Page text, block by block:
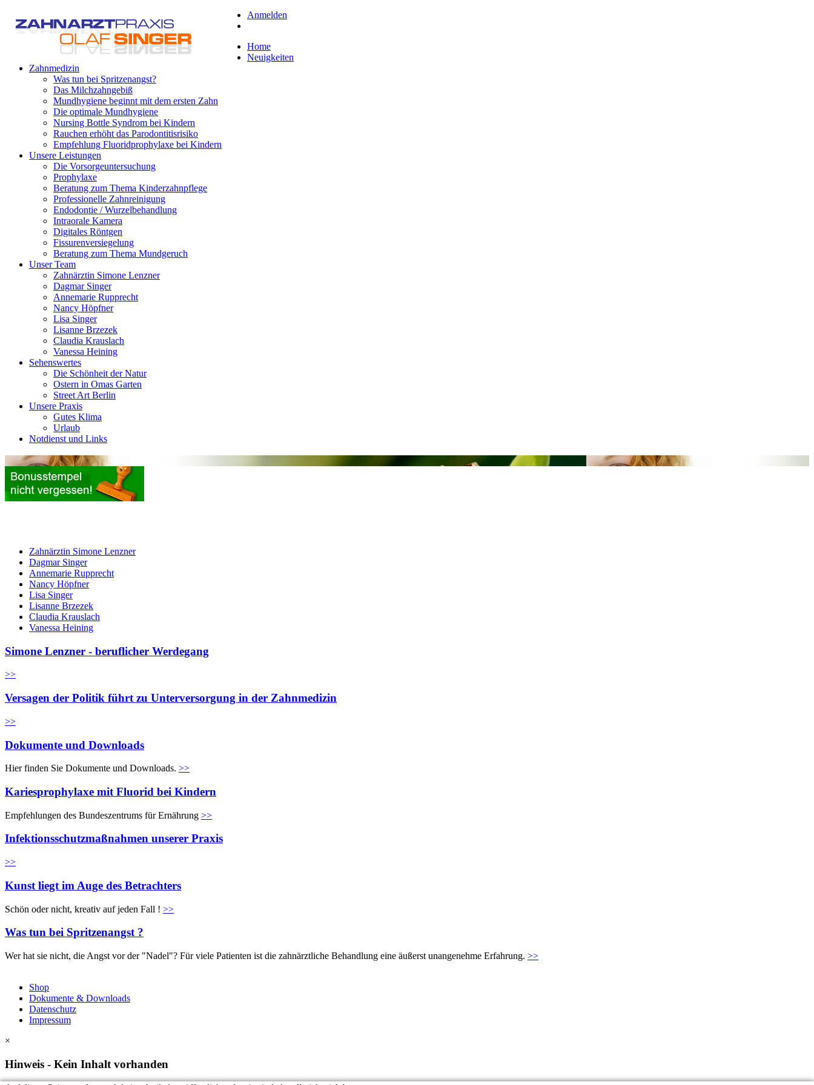
Anmelden
Home
Neuigkeiten
Zahnmedizin
Was tun bei Spritzenangst?
Das Milchzahngebiß
Mundhygiene beginnt mit dem ersten Zahn
Die optimale Mundhygiene
Nursing Bottle Syndrom bei Kindern
Rauchen erhöht das Parodontitisrisiko
Empfehlung Fluoridprophylaxe bei Kindern
Unsere Leistungen
Die Vorsorgeuntersuchung
Prophylaxe
Beratung zum Thema Kinderzahnpflege
Professionelle Zahnreinigung
Endodontie / Wurzelbehandlung
Intraorale Kamera
Digitales Röntgen
Fissurenversiegelung
Beratung zum Thema Mundgeruch
Unser Team
Zahnärztin Simone Lenzner
Dagmar Singer
Annemarie Rupprecht
Nancy Höpfner
Lisa Singer
Lisanne Brzezek
Claudia Krauslach
Vanessa Heining
Sehenswertes
Die Schönheit der Natur
Ostern in Omas Garten
Street Art Berlin
Unsere Praxis
Gutes Klima
Urlaub
Notdienst und Links
Zahnärztin Simone Lenzner
Dagmar Singer
Annemarie Rupprecht
Nancy Höpfner
Lisa Singer
Lisanne Brzezek
Claudia Krauslach
Vanessa Heining
Simone Lenzner - beruflicher Werdegang
>>
Versagen der Politik führt zu Unterversorgung in der Zahnmedizin
>>
Dokumente und Downloads
Hier finden Sie Dokumente und Downloads. >>
Kariesprophylaxe mit Fluorid bei Kindern
Empfehlungen des Bundeszentrums für Ernährung >>
Infektionsschutzmaßnahmen unserer Praxis
>>
Kunst liegt im Auge des Betrachters
Schön oder nicht, kreativ auf jeden Fall ! >>
Was tun bei Spritzenangst ?
Wer hat sie nicht, die Angst vor der "Nadel"? Für viele Patienten ist die zahnärztliche Behandlung eine äußerst unangenehme Erfahrung. >>
Shop
Dokumente & Downloads
Datenschutz
Impressum
×
Hinweis - Kein Inhalt vorhanden